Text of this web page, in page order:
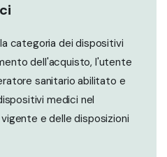
categoria dei dispositivi
dell'acquisto, l'utente
sanitario abilitato e
medici nel
e delle disposizioni